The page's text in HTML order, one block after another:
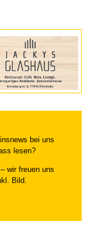
bei uns
lesen?
wir freuen uns
Bild.